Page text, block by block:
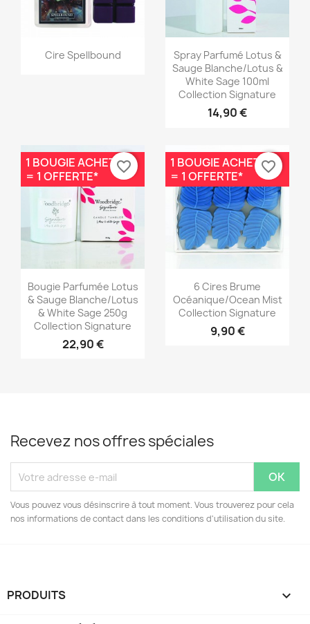
Aperçu rapide
Cire Spellbound Aperçu rapide
Spray Parfumé Lotus &
Sauge Blanche/Lotus &
White Sage 100ml
Collection Signature
14,90 €
Aperçu rapide
Bougie Parfumée Lotus
& Sauge Blanche/Lotus
& White Sage 250g
Collection Signature
22,90 €
1 BOUGIE ACHETÉE
= 1 OFFERTE*
favorite_border
Aperçu rapide
6 Cires Brume
Océanique/Ocean Mist
Collection Signature
9,90 €
1 BOUGIE ACHETÉE
= 1 OFFERTE*
favorite_border
Recevez nos offres spéciales
Vous pouvez vous désinscrire à tout moment. Vous trouverez pour cela
nos informations de contact dans les conditions d'utilisation du site.
PRODUITS 